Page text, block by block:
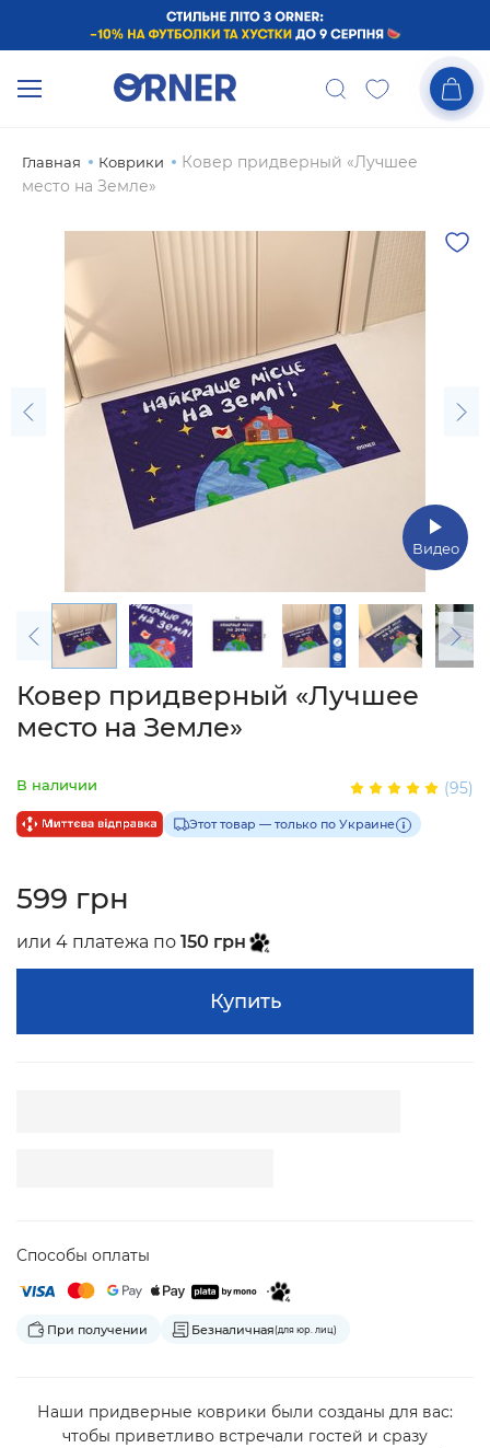
Главная Коврики
Ковер придверный «Лучшее
место на Земле»
Видео
Ковер придверный «Лучшее
место на Земле»
В наличии (95)
Этот товар — только по Украине
599 грн
или 4 платежа по 150 грн
Купить
Способы оплаты
При получении Безналичная(для юр. лиц)
Наши придверные коврики были созданы для вас:
чтобы приветливо встречали гостей и сразу